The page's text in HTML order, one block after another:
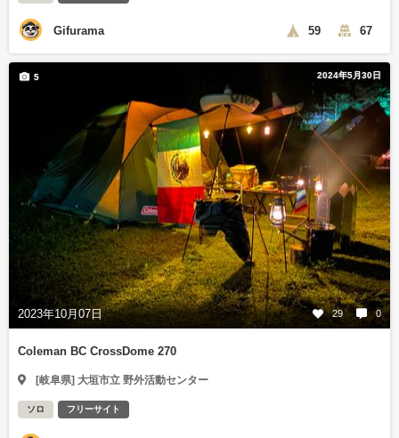
Gifurama 59 67
2024年5月30日
2023年10月07日 29 0
5
Coleman BC CrossDome 270
[岐阜県] 大垣市立 野外活動センター
ソロ フリーサイト